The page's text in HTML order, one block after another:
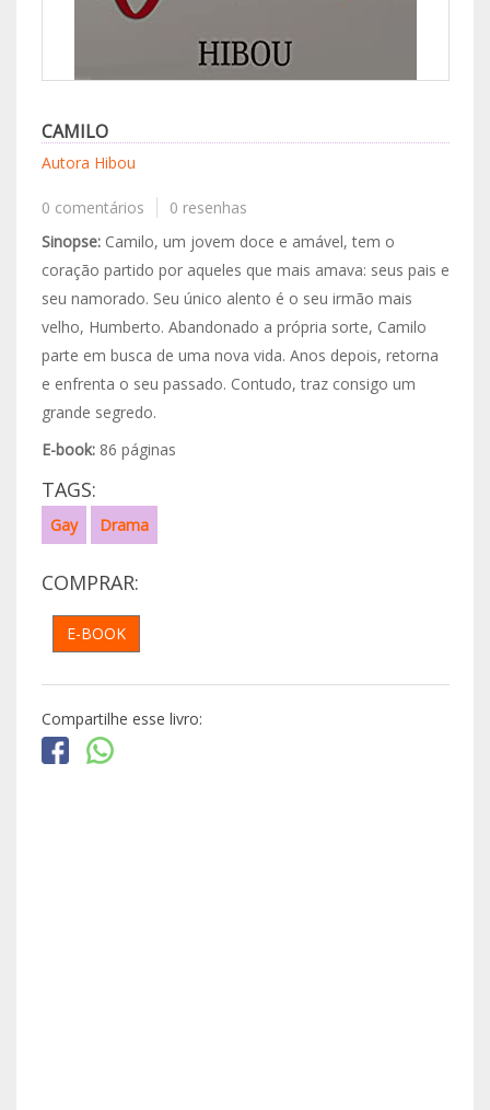
CAMILO
Autora Hibou
0 comentários
0 resenhas
Sinopse:Camilo, um jovem doce e amável, tem o
coração partido por aqueles que mais amava: seus pais e
seu namorado. Seu único alento é o seu irmão mais
velho, Humberto. Abandonado a própria sorte, Camilo
parte em busca de uma nova vida. Anos depois, retorna
e enfrenta o seu passado. Contudo, traz consigo um
grande segredo.
E-book:86 páginas
TAGS:
Gay Drama
COMPRAR:
E-BOOK
Compartilhe esse livro: